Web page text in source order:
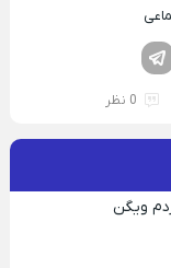
لینکدین
0 نظر
ویگن